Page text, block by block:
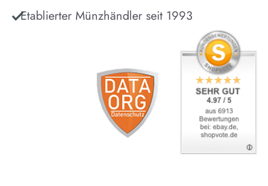
Etablierter Münzhändler seit 1993